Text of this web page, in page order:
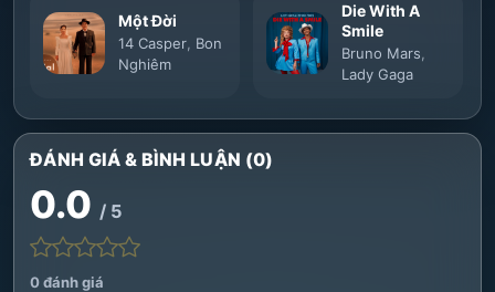
Một Đời
14 Casper Bon
Nghiêm
Die With A
Smile
Bruno Mars
Lady Gaga
ĐÁNH GIÁ & BÌNH LUẬN (0)
0.0 / 5
0 đánh giá